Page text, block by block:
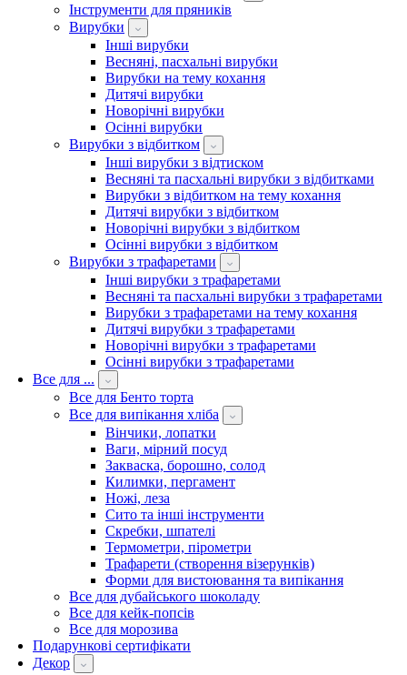
Інструменти для пряників
Вирубки
Інші вирубки
Весняні, пасхальні вирубки
Вирубки на тему кохання
Дитячі вирубки
Новорічні вирубки
Осінні вирубки
Вирубки з відбитком
Інші вирубки з відтиском
Весняні та пасхальні вирубки з відбитками
Вирубки з відбитком на тему кохання
Дитячі вирубки з відбитком
Новорічні вирубки з відбитком
Осінні вирубки з відбитком
Вирубки з трафаретами
Інші вирубки з трафаретами
Весняні та пасхальні вирубки з трафаретами
Вирубки з трафаретами на тему кохання
Дитячі вирубки з трафаретами
Новорічні вирубки з трафаретами
Осінні вирубки з трафаретами
Все для ...
Все для Бенто торта
Все для випікання хліба
Вінчики, лопатки
Ваги, мірний посуд
Закваска, борошно, солод
Килимки, пергамент
Ножі, леза
Сито та інші інструменти
Скребки, шпателі
Термометри, пірометри
Трафарети (створення візерунків)
Форми для вистоювання та випікання
Все для дубайського шоколаду
Все для кейк-попсів
Все для морозива
Подарункові сертифікати
Декор